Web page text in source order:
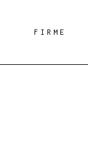
FIRME